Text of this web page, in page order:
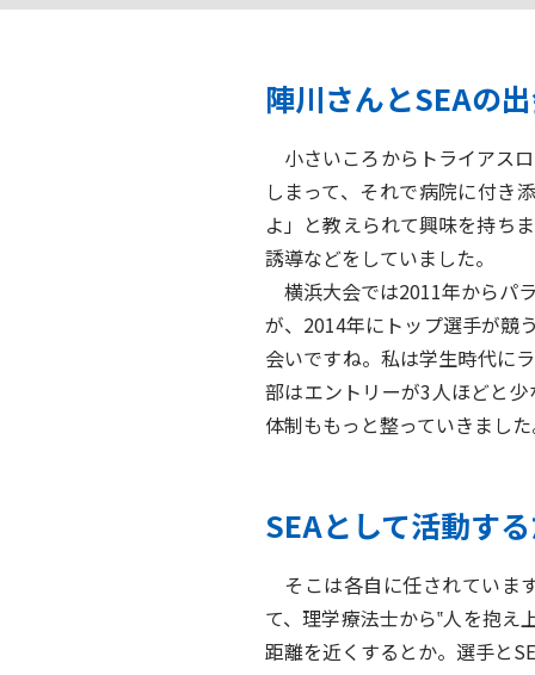
陣川さんとSEAの
小さいころからトライアス
しまって、それで病院に付き
よ」と教えられて興味を持ち
誘導などをしていました。
横浜大会では2011年からパ
が、2014年にトップ選手が競
会いですね。私は学生時代に
部はエントリーが3人ほどと
体制ももっと整っていきまし
SEAとして活動す
そこは各自に任されていま
て、理学療法士から‟人を抱
距離を近くするとか。選手と